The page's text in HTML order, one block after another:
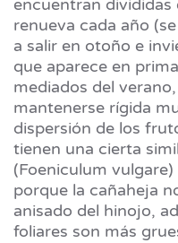
encuentran divididas
renueva cada año
a salir en otoño e
que aparece en
mediados del
mantenerse rígida
dispersión de los
tienen una cierta
(Foeniculum
porque la cañaheja
anisado del hinojo,
foliares son más